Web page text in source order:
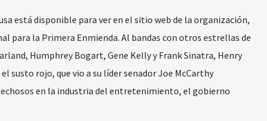
está disponible para ver en el sitio web de la organización,
para la Primera Enmienda. Al bandas con otros estrellas de
Humphrey Bogart, Gene Kelly y Frank Sinatra, Henry
rojo, que vio a su líder senador Joe McCarthy
en la industria del entretenimiento, el gobierno